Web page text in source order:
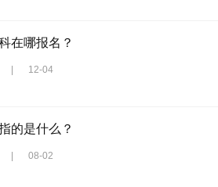
在哪报名？
| 12-04
的是什么？
| 08-02